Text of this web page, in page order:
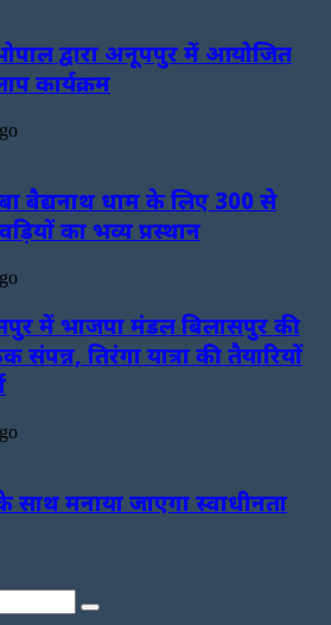
द्वारा अनूपपुर में आयोजित
कार्यक्रम
बैद्यनाथ धाम के लिए 300 से
का भव्य प्रस्थान
में भाजपा मंडल बिलासपुर की
संपन्न, तिरंगा यात्रा की तैयारियों
मनाया जाएगा स्वाधीनता
Search